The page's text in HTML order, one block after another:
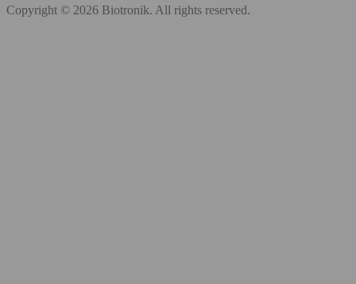
Copyright © 2026 Biotronik. All rights reserved.